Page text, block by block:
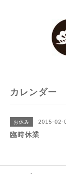
カレンダー
お休み 2015-02-
臨時休業